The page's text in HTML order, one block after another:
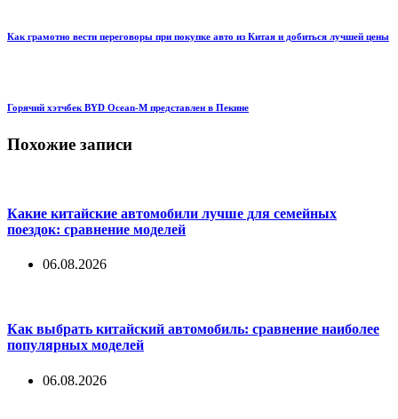
Как грамотно вести переговоры при покупке авто из Китая и добиться лучшей цены
Горячий хэтчбек BYD Ocean-M представлен в Пекине
Похожие записи
Какие китайские автомобили лучше для семейных
поездок: сравнение моделей
06.08.2026
Как выбрать китайский автомобиль: сравнение наиболее
популярных моделей
06.08.2026